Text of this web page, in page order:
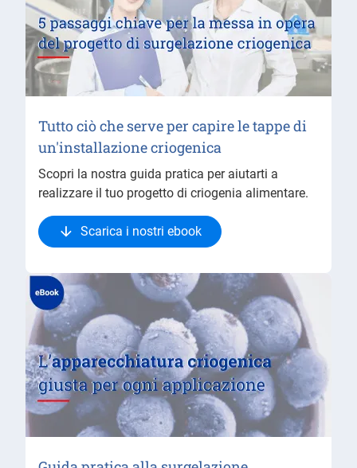
Tutto ciò che serve per capire le tappe di
un'installazione criogenica
Scopri la nostra guida pratica per aiutarti a
realizzare il tuo progetto di criogenia alimentare.
Scarica i nostri ebook